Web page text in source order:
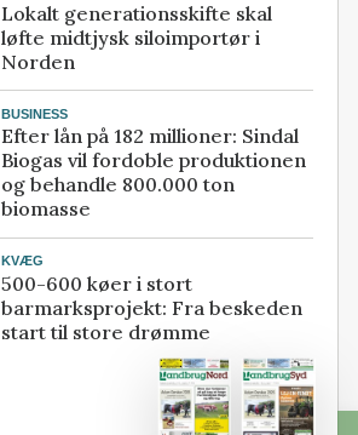
Lokalt generationsskifte skal
løfte midtjysk siloimportør i
Norden
BUSINESS
Efter lån på 182 millioner: Sindal
Biogas vil fordoble produktionen
og behandle 800.000 ton
biomasse
KVÆG
500-600 køer i stort
barmarksprojekt: Fra beskeden
start til store drømme